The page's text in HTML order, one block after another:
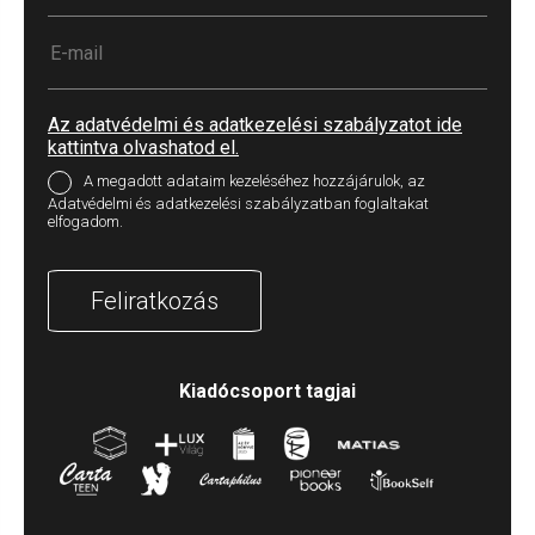
Az adatvédelmi és adatkezelési szabályzatot ide
kattintva olvashatod el.
A megadott adataim kezeléséhez hozzájárulok, az
Adatvédelmi és adatkezelési szabályzatban foglaltakat
elfogadom.
Feliratkozás
Kiadócsoport tagjai